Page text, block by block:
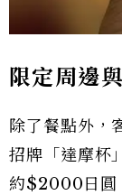
限定周邊
除了餐點外，
招牌「達摩杯
約$2000日圓